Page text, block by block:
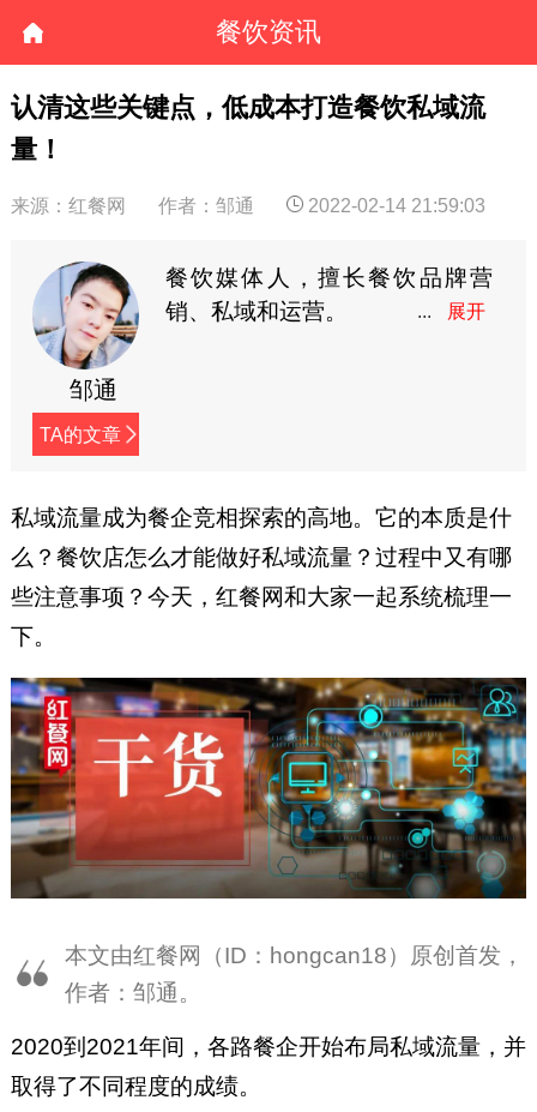
餐饮资讯
认清这些关键点，低成本打造餐饮私域流
量！
来源：红餐网 作者：邹通 2022-02-14 21:59:03
邹通
TA的文章
餐饮媒体人，擅长餐饮品牌营
销、私域和运营。
私域流量成为餐企竞相探索的高地。它的本质是什
么？餐饮店怎么才能做好私域流量？过程中又有哪
些注意事项？今天，红餐网和大家一起系统梳理一
下。
本文由红餐网（ID：hongcan18）原创首发，
作者：邹通。
2020到2021年间，各路餐企开始布局私域流量，并
取得了不同程度的成绩。